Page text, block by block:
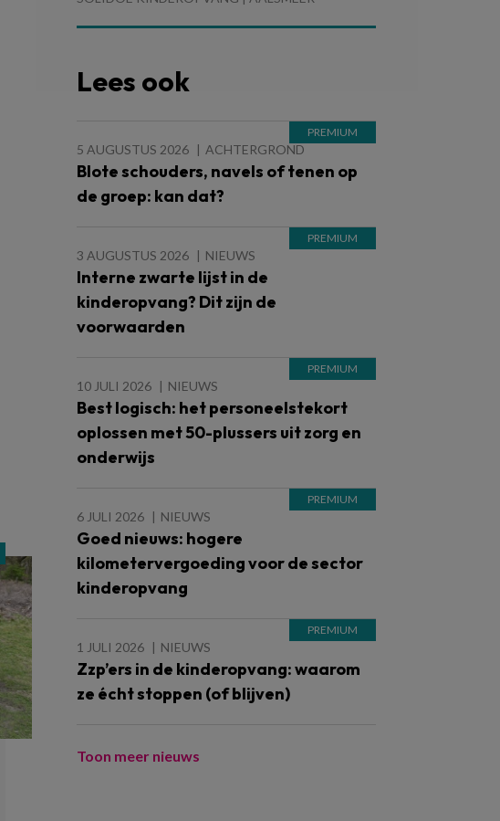
Lees ook
5 AUGUSTUS 2026 ACHTERGROND
Blote schouders, navels of tenen op
de groep: kan dat?
3 AUGUSTUS 2026 NIEUWS
Interne zwarte lijst in de
kinderopvang? Dit zijn de
voorwaarden
10 JULI 2026 NIEUWS
Best logisch: het personeelstekort
oplossen met 50-plussers uit zorg en
onderwijs
6 JULI 2026 NIEUWS
Goed nieuws: hogere
kilometervergoeding voor de sector
kinderopvang
1 JULI 2026 NIEUWS
Zzp’ers in de kinderopvang: waarom
ze écht stoppen (of blijven)
Toon meer nieuws